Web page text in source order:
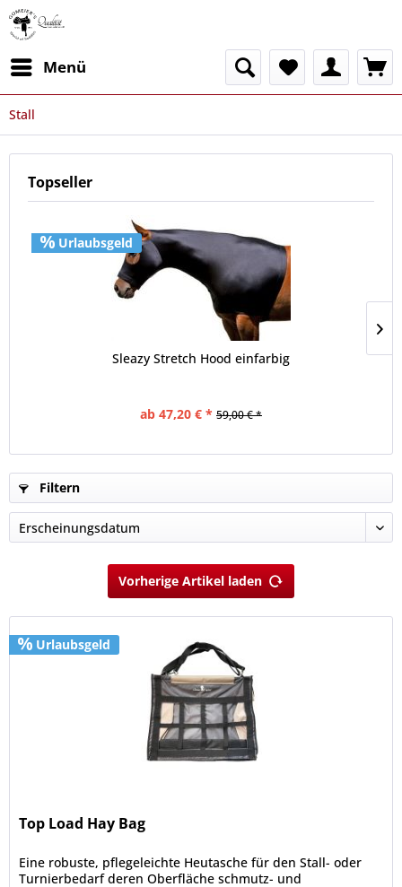
Menü
Stall
Topseller
Urlaubsgeld
Sleazy Stretch Hood einfarbig
ab 47,20 € * 59,00 € *
Filtern
Vorherige Artikel laden
Urlaubsgeld
Top Load Hay Bag
Eine robuste, pflegeleichte Heutasche für den Stall- oder
Turnierbedarf deren Oberfläche schmutz- und